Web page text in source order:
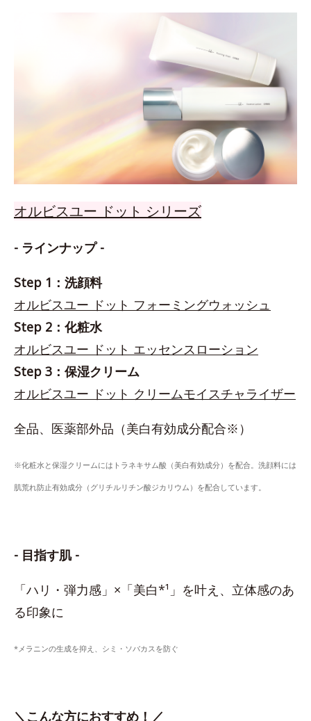
オルビスユー ドット シリーズ
- ラインナップ -
Step 1：洗顔料
オルビスユー ドット フォーミングウォッシュ
Step 2：化粧水
オルビスユー ドット エッセンスローション
Step 3：保湿クリーム
オルビスユー ドット クリームモイスチャライザー
全品、医薬部外品（美白有効成分配合※）
※化粧水と保湿クリームにはトラネキサム酸（美白有効成分）を配合。洗顔料には
肌荒れ防止有効成分（グリチルリチン酸ジカリウム）を配合しています。
- 目指す肌 -
「ハリ・弾力感」×「美白*¹」を叶え、立体感のあ
る印象に
*メラニンの生成を抑え、シミ・ソバカスを防ぐ
＼こんな方におすすめ！／